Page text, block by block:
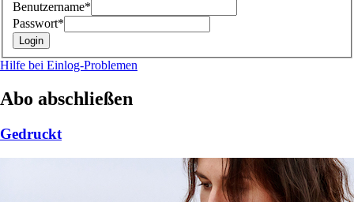
Benutzername*
Passwort*
Hilfe bei Einlog-Problemen
Abo abschließen
Gedruckt